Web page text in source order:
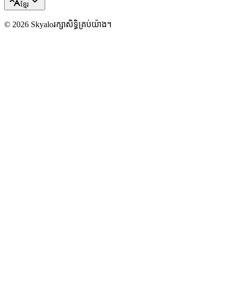
ខ្មែរ
© 2026 Skyaloរក្សាសិទ្ធិគ្រប់យ៉ាង។